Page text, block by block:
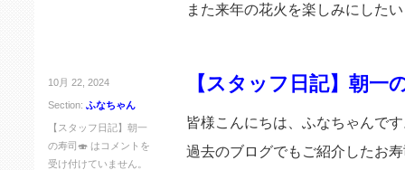
また来年の花火を楽しみにした
10月 22, 2024
Section: ふなちゃん
【スタッフ日記】朝一
の寿司🍣 は コメントを
受け付けていません。
【スタッフ日記】朝一
皆様こんにちは、ふなちゃんで
過去のブログでもご紹介したお